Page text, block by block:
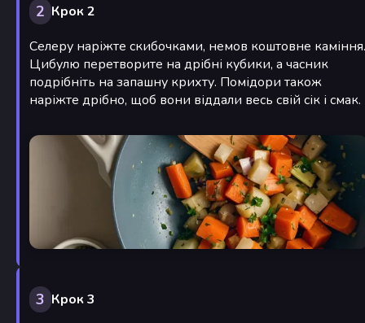
2 Крок 2
Селеру наріжте скибочками, немов коштовне каміння.
Цибулю перетворите на дрібні кубики, а часник
подрібніть на запашну крихту. Помідори також
наріжте дрібно, щоб вони віддали весь свій сік і смак.
3 Крок 3